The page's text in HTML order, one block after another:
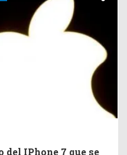
del IPhone 7 que se